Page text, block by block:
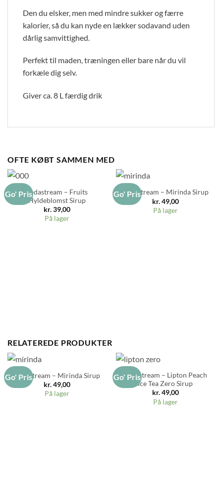
Den du elsker, men med mindre sukker og færre
kalorier, så du kan nyde en lækker sodavand uden
dårlig samvittighed.
Perfekt til maden, træningen eller bare når du vil
forkæle dig selv.
Giver ca. 8 L færdig drik
OFTE KØBT SAMMEN MED
Go' PrisSodastream – Fruits
Hyldeblomst Sirup
kr.39,00
På lager
Go' Pris
SodaStream – Mirinda Sirup
kr.49,00
På lager
RELATEREDE PRODUKTER
Go' Pris
SodaStream – Mirinda Sirup
kr.49,00
På lager
Go' Pris
Sodastream – Lipton Peach
Ice Tea Zero Sirup
kr.49,00
På lager